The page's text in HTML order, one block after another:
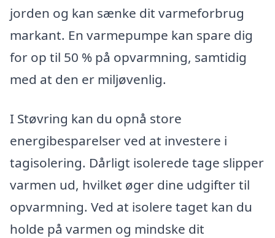
jorden og kan sænke dit varmeforbrug
markant. En varmepumpe kan spare dig
for op til 50 % på opvarmning, samtidig
med at den er miljøvenlig.
I Støvring kan du opnå store
energibesparelser ved at investere i
tagisolering. Dårligt isolerede tage slipper
varmen ud, hvilket øger dine udgifter til
opvarmning. Ved at isolere taget kan du
holde på varmen og mindske dit